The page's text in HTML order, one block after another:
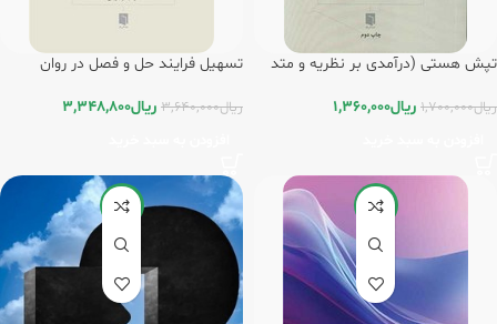
تپش هستی (درآمدی بر نظریه و متد
ریال1,700,000 ریال1,360,000
تسهیل فرایند حل و فصل در روان
ریال3,640,000 ریال3,348,800
-10%
-20%